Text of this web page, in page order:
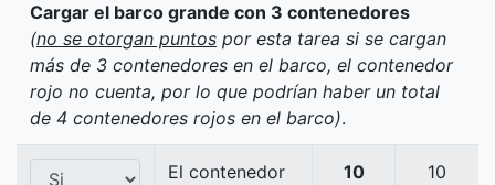
Cargar el barco grande con 3 contenedores
(no se otorgan puntos por esta tarea si se cargan
más de 3 contenedores en el barco, el contenedor
rojo no cuenta, por lo que podrían haber un total
de 4 contenedores rojos en el barco).
El contenedor
10 10